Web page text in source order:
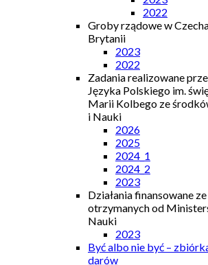
2022
Groby rządowe w
Brytanii
2023
2022
Zadania realizowane
Języka Polskiego im.
Marii Kolbego ze
i Nauki
2026
2025
2024_1
2024_2
2023
Działania finansowane
otrzymanych od
Nauki
2023
Być albo nie być –
darów